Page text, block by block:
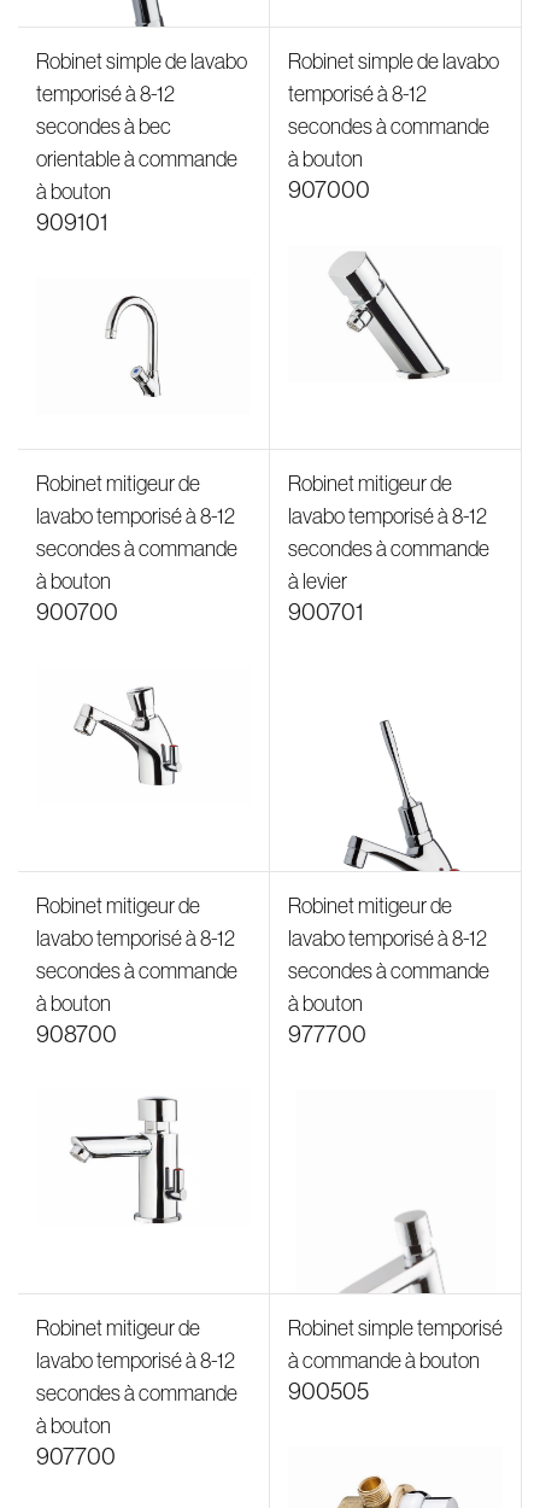
Robinet simple de lavabo
temporisé à 8-12
secondes à bec
orientable à commande
à bouton
909101
Robinet simple de lavabo
temporisé à 8-12
secondes à commande
à bouton
907000
Robinet mitigeur de
lavabo temporisé à 8-12
secondes à commande
à bouton
900700
Robinet mitigeur de
lavabo temporisé à 8-12
secondes à commande
à levier
900701
Robinet mitigeur de
lavabo temporisé à 8-12
secondes à commande
à bouton
908700
Robinet mitigeur de
lavabo temporisé à 8-12
secondes à commande
à bouton
977700
Robinet mitigeur de
lavabo temporisé à 8-12
secondes à commande
à bouton
907700
Robinet simple temporisé
à commande à bouton
900505